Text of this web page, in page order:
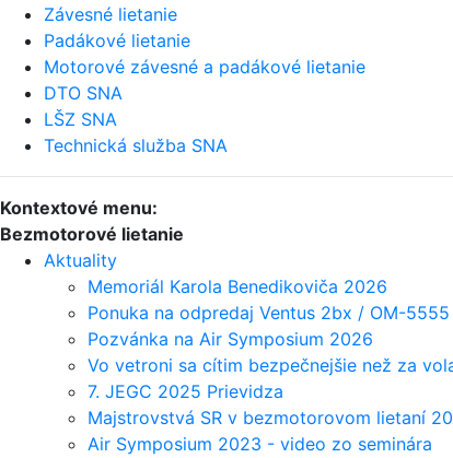
Závesné lietanie
Padákové lietanie
Motorové závesné a padákové lietanie
DTO SNA
LŠZ SNA
Technická služba SNA
Kontextové menu:
Bezmotorové lietanie
Aktuality
Memoriál Karola Benedikoviča 2026
Ponuka na odpredaj Ventus 2bx / OM-5555
Pozvánka na Air Symposium 2026
Vo vetroni sa cítim bezpečnejšie než za
7. JEGC 2025 Prievidza
Majstrovstvá SR v bezmotorovom lietaní
Air Symposium 2023 - video zo seminára